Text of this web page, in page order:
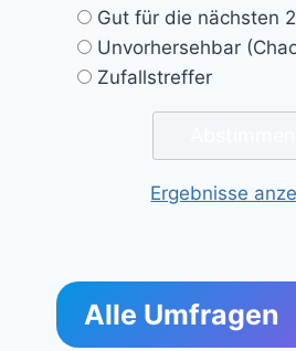
Gut für die nächsten
Unvorhersehbar
Zufallstreffer
Ergebnisse
Alle Umfragen